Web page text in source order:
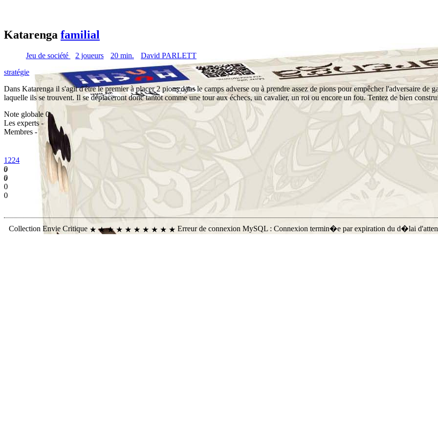
Katarenga familial
Jeu de société 2 joueurs 20 min.
David PARLETT
stratégie
Dans Katarenga il s'agit d'être le premier à placer 2 pions dans le camps adverse ou à prendre assez de pions pour empêcher l'adversaire de
laquelle ils se trouvent. Il se déplaceront donc tantôt comme une tour aux échecs, un cavalier, un roi ou encore un fou. Tentez de bien
Note globale 0
Les experts -
0
Membres -
0
1224
0
0
0
0
Collection Envie Critique ★ ★ ★ ★ ★ ★ ★ ★ ★ ★ Erreur de connexion MySQL : Connexion termin�e par expiration du d�lai